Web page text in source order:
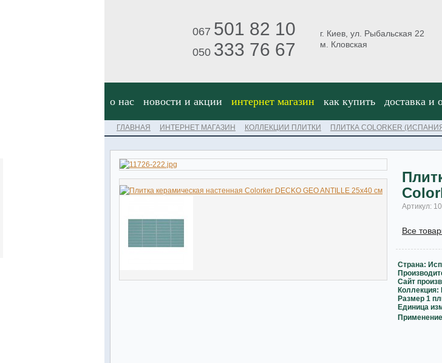
067 501 82 10
050 333 76 67
г. Киев, ул. Рыбальская 22
м. Кловская
о нас новости и акции интернет магазин как купить доставка и
ГЛАВНАЯ ИНТЕРНЕТ МАГАЗИН КОЛЛЕКЦИИ ПЛИТКИ ПЛИТКА COLORKER
Артикул:
Все
Страна:
Сайт
Коллекция:
Размер 1
Единица